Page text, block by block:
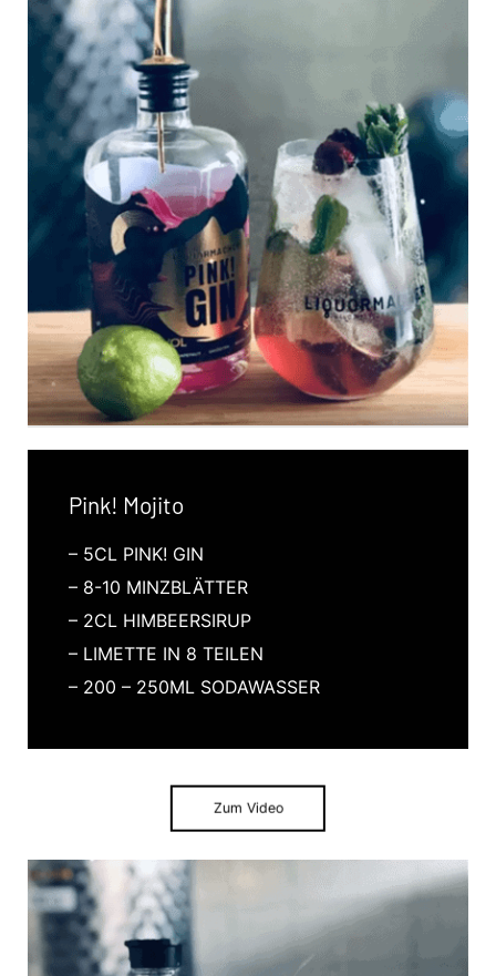
Pink! Mojito
– 5CL PINK! GIN
– 8-10 MINZBLÄTTER
– 2CL HIMBEERSIRUP
– LIMETTE IN 8 TEILEN
– 200 – 250ML SODAWASSER
Zum Video